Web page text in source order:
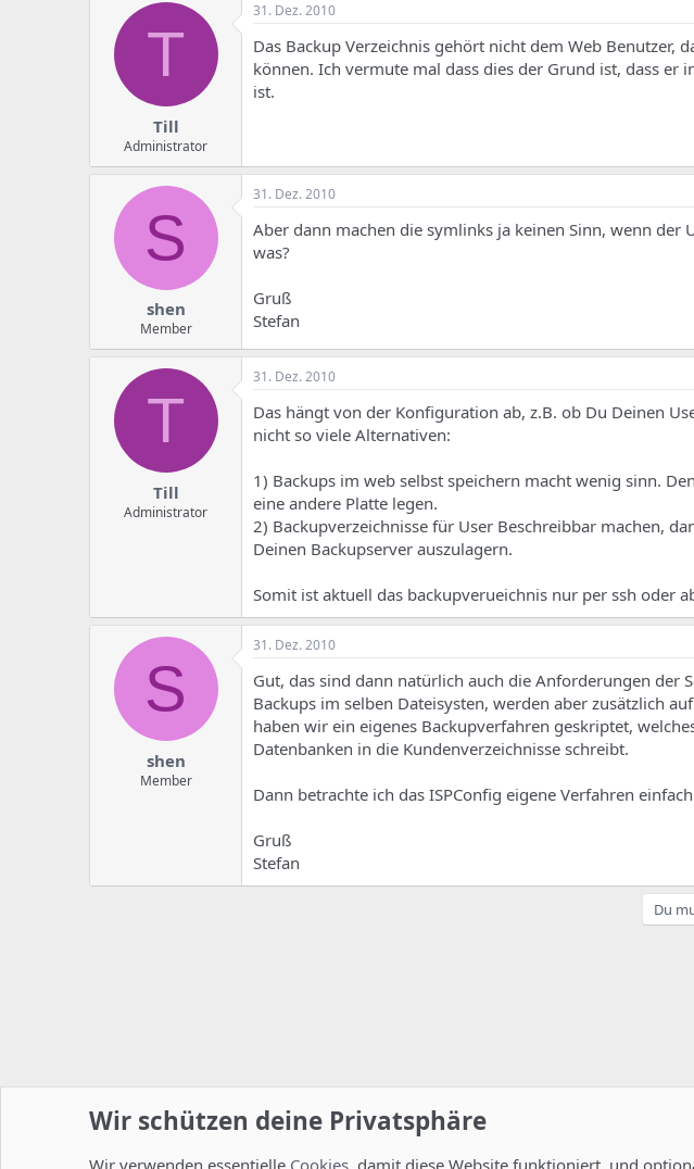
T
Till
Administrator
31. Dez. 2010
Das Backup Verzeichnis gehört nicht dem Web Benutzer,
können. Ich vermute mal dass dies der Grund ist, dass er
ist.
S
shen
Member
31. Dez. 2010
Aber dann machen die symlinks ja keinen Sinn, wenn der
was?
Gruß
Stefan
T
Till
Administrator
31. Dez. 2010
Das hängt von der Konfiguration ab, z.B. ob Du Deinen
nicht so viele Alternativen:
1) Backups im web selbst speichern macht wenig sinn.
eine andere Platte legen.
2) Backupverzeichnisse für User Beschreibbar machen,
Deinen Backupserver auszulagern.
Somit ist aktuell das backupverueichnis nur per ssh oder
S
shen
Member
31. Dez. 2010
Gut, das sind dann natürlich auch die Anforderungen der
Backups im selben Dateisysten, werden aber zusätzlich
haben wir ein eigenes Backupverfahren geskriptet,
Datenbanken in die Kundenverzeichnisse schreibt.
Dann betrachte ich das ISPConfig eigene Verfahren
Gruß
Stefan
Du
Startseite Foren ISPConfig Allgemein
Wir schützen deine Privatsphäre
Wir verwenden essentielle Cookies , damit diese Website funktioniert, und